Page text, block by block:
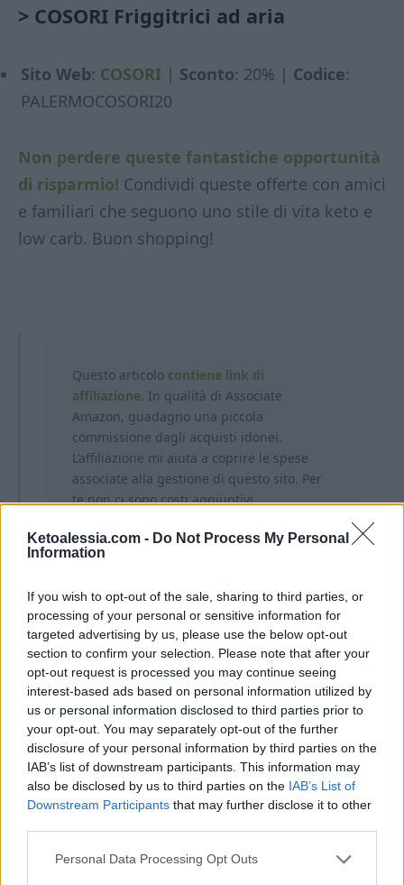
Ketoalessia.com - Do Not Process My Personal
Information
If you wish to opt-out of the sale, sharing to third parties, or
processing of your personal or sensitive information for
targeted advertising by us, please use the below opt-out
section to confirm your selection. Please note that after your
opt-out request is processed you may continue seeing
interest-based ads based on personal information utilized by
us or personal information disclosed to third parties prior to
your opt-out. You may separately opt-out of the further
disclosure of your personal information by third parties on the
IAB’s list of downstream participants. This information may
also be disclosed by us to third parties on the IAB’s List of
Downstream Participants that may further disclose it to other
Personal Data Processing Opt Outs
> COSORI Friggitrici ad aria
Sito Web: COSORI | Sconto: 20% | Codice:
PALERMOCOSORI20
Non perdere queste fantastiche opportunità
di risparmio! Condividi queste offerte con amici
e familiari che seguono uno stile di vita keto e
low carb. Buon shopping!
Questo articolo contiene link di
affiliazione. In qualità di Associate
Amazon, guadagno una piccola
commissione dagli acquisti idonei.
L’affiliazione mi aiuta a coprire le spese
associate alla gestione di questo sito. Per
te non ci sono costi aggiuntivi.
Ti lascio alla ricetta completa!